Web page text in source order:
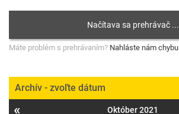
Máte problém s prehrávaním? Nahláste nám chybu
Archív - zvoľte dátum
« Október 2021